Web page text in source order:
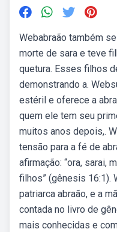
Webabraão também
morte de sara e teve
quetura. Esses filhos
demonstrando a.
estéril e oferece a
quem ele tem seu
muitos anos depois,.
tensão para a fé de
afirmação: “ora, sarai,
filhos” (gênesis 16:1).
patriarca abraão, e a
contada no livro de
mais conhecidas e